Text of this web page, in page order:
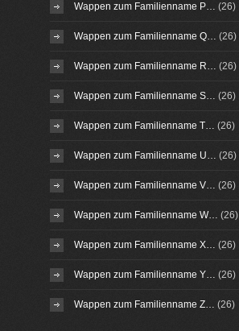
Wappen zum Familienname P… (26)
Wappen zum Familienname Q… (26)
Wappen zum Familienname R… (26)
Wappen zum Familienname S… (26)
Wappen zum Familienname T… (26)
Wappen zum Familienname U… (26)
Wappen zum Familienname V… (26)
Wappen zum Familienname W… (26)
Wappen zum Familienname X… (26)
Wappen zum Familienname Y… (26)
Wappen zum Familienname Z… (26)